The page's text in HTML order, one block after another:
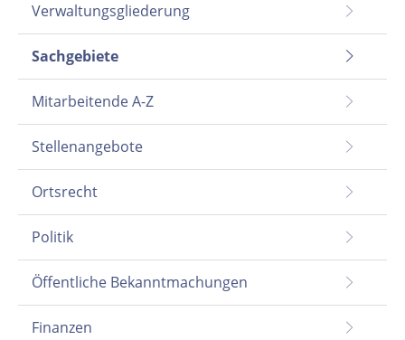
Verwaltungsgliederung
Sachgebiete
Mitarbeitende A-Z
Stellenangebote
Ortsrecht
Politik
Öffentliche Bekanntmachungen
Finanzen